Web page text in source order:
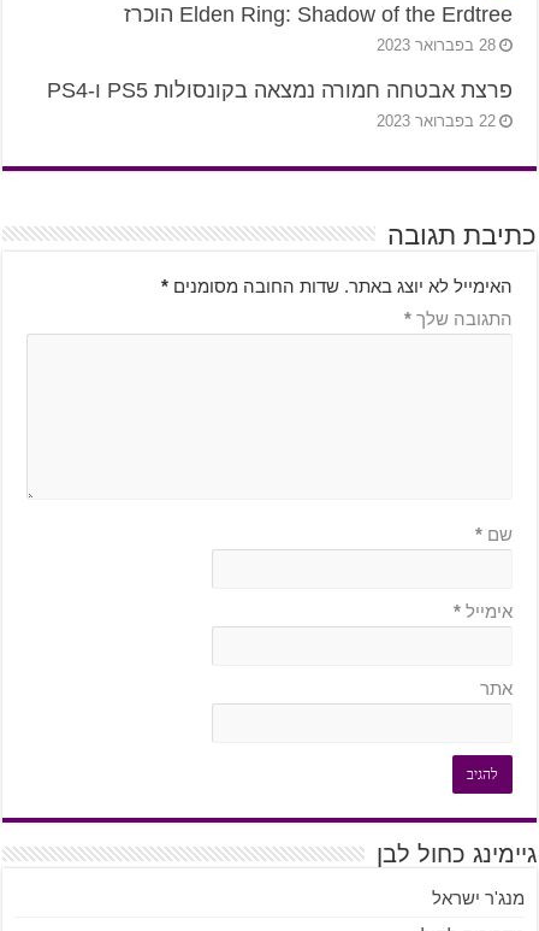
Elden Ring: Shadow of the Erdtree הוכרז
28 בפברואר 2023
פרצת אבטחה חמורה נמצאה בקונסולות PS5 ו-PS4
22 בפברואר 2023
כתיבת תגובה
האימייל לא יוצג באתר. שדות החובה מסומנים *
התגובה שלך *
שם *
אימייל *
אתר
גיימינג כחול לבן
מנג'ר ישראל